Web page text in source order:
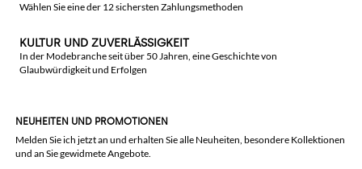
Wählen Sie eine der 12 sichersten Zahlungsmethoden
KULTUR UND ZUVERLÄSSIGKEIT
In der Modebranche seit über 50 Jahren, eine Geschichte von
Glaubwürdigkeit und Erfolgen
NEUHEITEN UND PROMOTIONEN
Melden Sie ich jetzt an und erhalten Sie alle Neuheiten, besondere Kollektionen
und an Sie gewidmete Angebote.